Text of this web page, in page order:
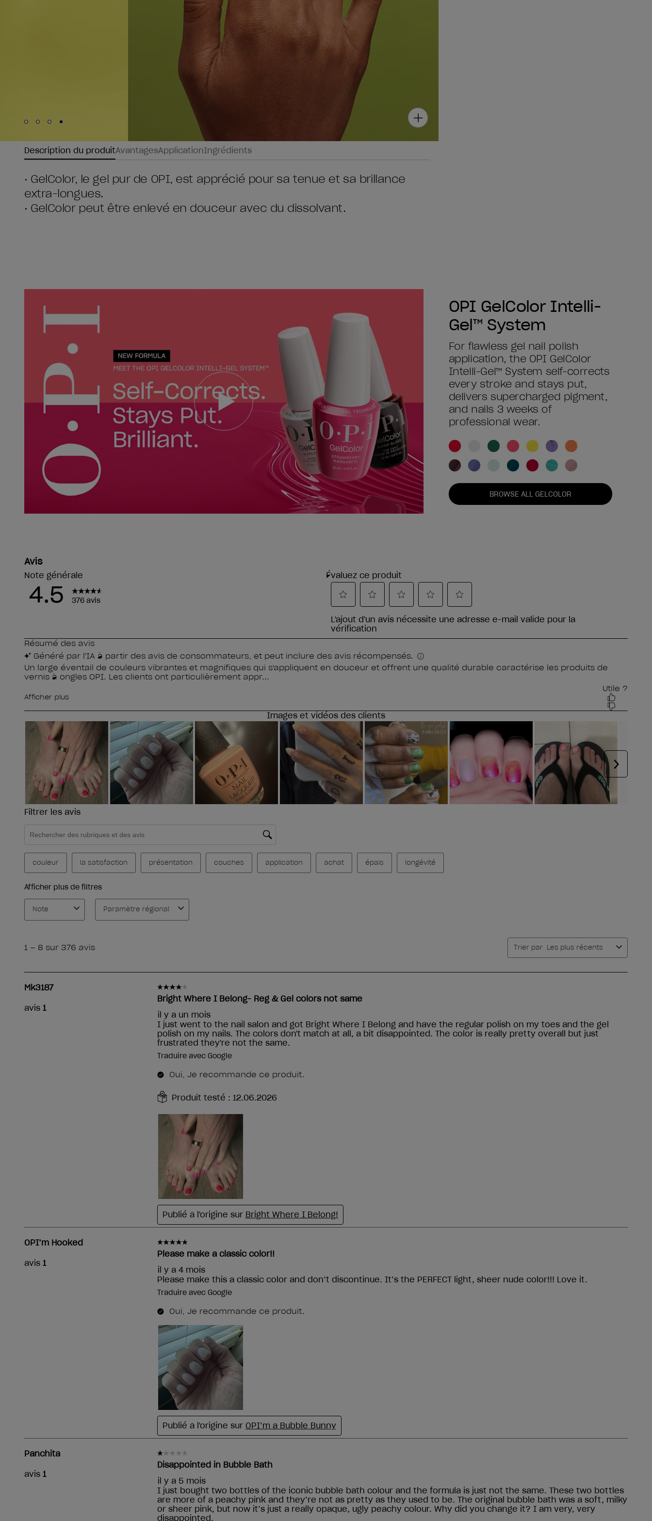
Skip to slide
Skip to slide
Skip to slide
Skip to slide
Description du produitAvantagesApplicationIngrédients
• GelColor, le gel pur de OPI, est apprécié pour sa tenue et sa brillance
extra-longues.
• GelColor peut être enlevé en douceur avec du dissolvant.
OPI GelColor Intelli-
Gel™ System
For flawless gel nail polish
application, the OPI GelColor
Intelli-Gel™ System self-corrects
every stroke and stays put,
delivers supercharged pigment,
and nails 3 weeks of
professional wear.
BROWSE ALL GELCOLOR